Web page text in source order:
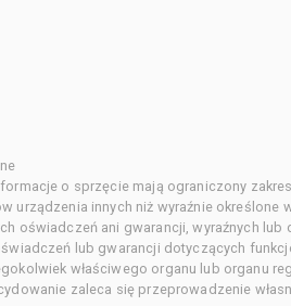
o sprzęcie mają ograniczony
urządzenia innych niż wyraźnie określone
oświadczeń ani gwarancji, wyraźnych
lub gwarancji dotyczących
właściwego organu lub organu
zaleca się przeprowadzenie